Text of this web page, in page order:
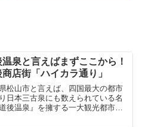
温泉と言えばまずここから！
店街「ハイカラ通り」
松山市と言えば、四国最大の都市
日本三古泉にも数えられている名
後温泉』を擁する一大観光都市で